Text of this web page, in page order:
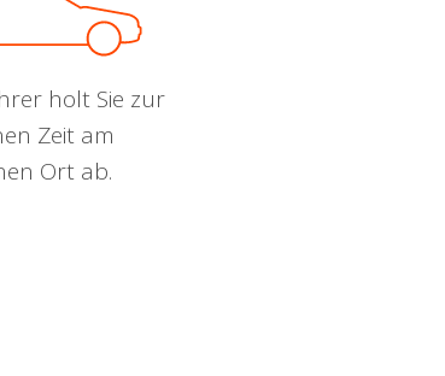
holt Sie zur
Zeit am
Ort ab.